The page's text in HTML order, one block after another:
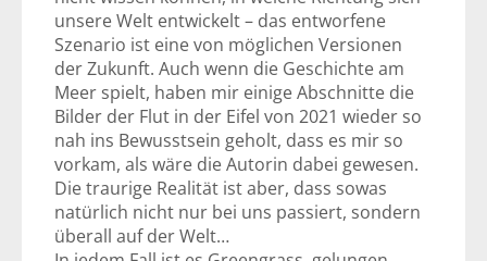
unsere Welt entwickelt – das entworfene
Szenario ist eine von möglichen Versionen
der Zukunft. Auch wenn die Geschichte am
Meer spielt, haben mir einige Abschnitte die
Bilder der Flut in der Eifel von 2021 wieder so
nah ins Bewusstsein geholt, dass es mir so
vorkam, als wäre die Autorin dabei gewesen.
Die traurige Realität ist aber, dass sowas
natürlich nicht nur bei uns passiert, sondern
überall auf der Welt…